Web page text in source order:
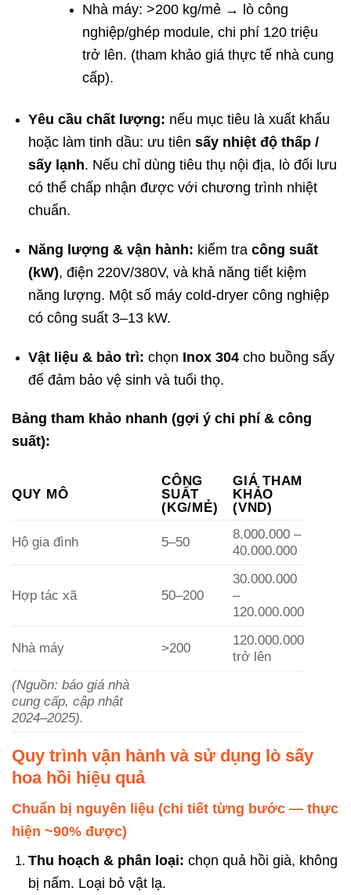
Nhà máy: >200 kg/mẻ → lò công
nghiệp/ghép module, chi phí 120 triệu
trở lên. (tham khảo giá thực tế nhà cung
cấp).
Yêu cầu chất lượng: nếu mục tiêu là xuất khẩu
hoặc làm tinh dầu: ưu tiên sấy nhiệt độ thấp /
sấy lạnh. Nếu chỉ dùng tiêu thụ nội địa, lò đối lưu
có thể chấp nhận được với chương trình nhiệt
chuẩn.
Năng lượng & vận hành: kiểm tra công suất
(kW), điện 220V/380V, và khả năng tiết kiệm
năng lượng. Một số máy cold-dryer công nghiệp
có công suất 3–13 kW.
Vật liệu & bảo trì: chọn Inox 304cho buồng sấy
để đảm bảo vệ sinh và tuổi thọ.
Bảng tham khảo nhanh (gợi ý chi phí & công
suất):
QUY MÔ
CÔNG
SUẤT
(KG/MẺ)
GIÁ THAM
KHẢO
(VND)
Hộ gia đình 5–50
8.000.000 –
40.000.000
Hợp tác xã 50–200
30.000.000
–
120.000.000
Nhà máy >200
120.000.000
trở lên
(Nguồn: báo giá nhà
cung cấp, cập nhật
2024–2025).
Quy trình vận hành và sử dụng lò sấy
hoa hồi hiệu quả
Chuẩn bị nguyên liệu (chi tiết từng bước — thực
hiện ~90% được)
Thu hoạch & phân loại: chọn quả hồi già, không
bị nấm. Loại bỏ vật lạ.